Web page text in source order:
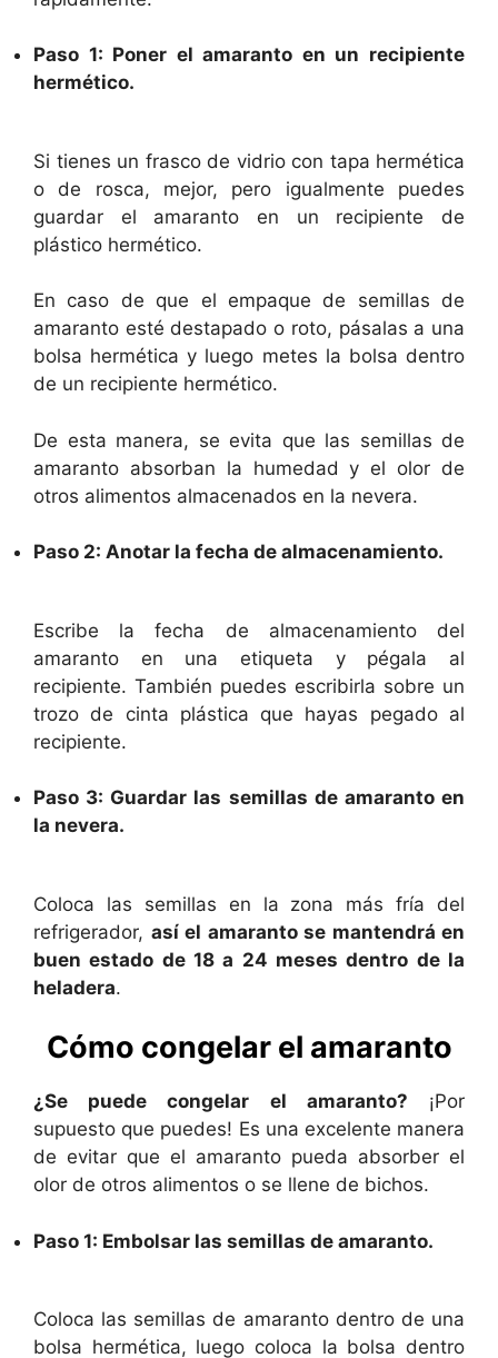
Paso 1: Poner el amaranto en un recipiente
hermético.
Si tienes un frasco de vidrio con tapa hermética
o de rosca, mejor, pero igualmente puedes
guardar el amaranto en un recipiente de
plástico hermético.
En caso de que el empaque de semillas de
amaranto esté destapado o roto, pásalas a una
bolsa hermética y luego metes la bolsa dentro
de un recipiente hermético.
De esta manera, se evita que las semillas de
amaranto absorban la humedad y el olor de
otros alimentos almacenados en la nevera.
Paso 2: Anotar la fecha de almacenamiento.
Escribe la fecha de almacenamiento del
amaranto en una etiqueta y pégala al
recipiente. También puedes escribirla sobre un
trozo de cinta plástica que hayas pegado al
recipiente.
Paso 3: Guardar las semillas de amaranto en
la nevera.
Coloca las semillas en la zona más fría del
refrigerador, así el amaranto se mantendrá en
buen estado de 18 a 24 meses dentro de la
heladera.
Cómo congelar el amaranto
¿Se puede congelar el amaranto? ¡Por
supuesto que puedes! Es una excelente manera
de evitar que el amaranto pueda absorber el
olor de otros alimentos o se llene de bichos.
Paso 1: Embolsar las semillas de amaranto.
Coloca las semillas de amaranto dentro de una
bolsa hermética, luego coloca la bolsa dentro